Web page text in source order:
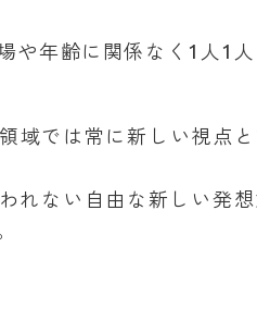
や年齢に関係なく1人1
域では常に新しい視点
れない自由な新しい発